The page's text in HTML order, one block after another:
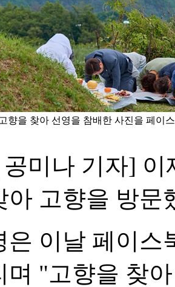
향을 찾아 선영을 참배한 사진을 페이
미나 기자]
아 고향을 방문
은 이날 페이스
며 "고향을 찾